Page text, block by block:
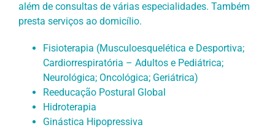
além de consultas de várias especialidades. Também
presta serviços ao domicílio.
Fisioterapia (Musculoesquelética e Desportiva;
Cardiorrespiratória – Adultos e Pediátrica;
Neurológica; Oncológica; Geriátrica)
Reeducação Postural Global
Hidroterapia
Ginástica Hipopressiva